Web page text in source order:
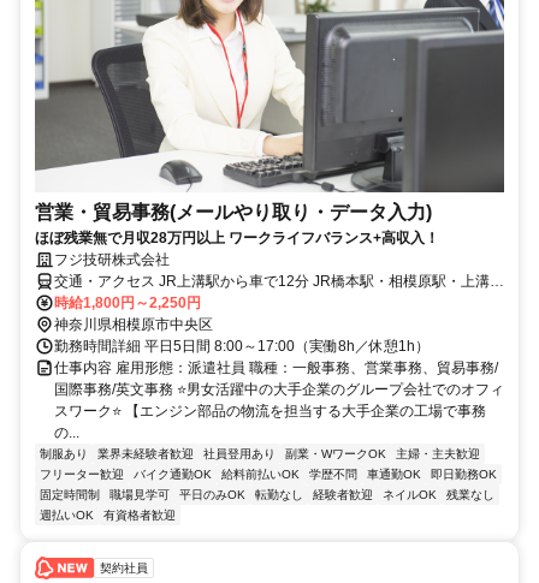
営業・貿易事務(メールやり取り・データ入力)
ほぼ残業無で月収28万円以上 ワークライフバランス+高収入！
フジ技研株式会社
交通・アクセス JR上溝駅から車で12分 JR橋本駅・相模原駅・上溝駅
より無料送迎バスあり
時給1,800円～2,250円
神奈川県相模原市中央区
勤務時間詳細 平日5日間 8:00～17:00（実働8h／休憩1h）
仕事内容 雇用形態：派遣社員 職種：一般事務、営業事務、貿易事務/
国際事務/英文事務 ⭐男女活躍中の大手企業のグループ会社でのオフィ
スワーク⭐ 【エンジン部品の物流を担当する大手企業の工場で事務
の...
制服あり 業界未経験者歓迎 社員登用あり 副業・WワークOK
主婦・主夫歓迎
フリーター歓迎
バイク通勤OK 給料前払いOK 学歴不問 車通勤OK
即日勤務OK
固定時間制
職場見学可 平日のみOK 転勤なし 経験者歓迎 ネイルOK
残業なし
週払いOK
有資格者歓迎
契約社員